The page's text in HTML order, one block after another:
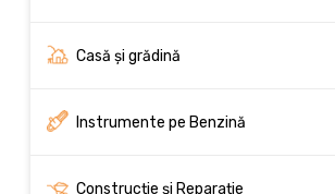
Casă și grădină
Instrumente pe Benzină
Construcție și Reparație